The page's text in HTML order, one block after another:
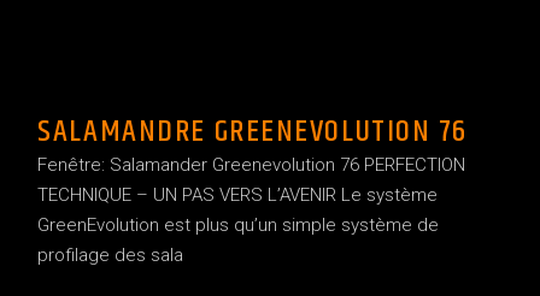
SALAMANDRE GREENEVOLUTION 76
Fenêtre: Salamander Greenevolution 76 PERFECTION
TECHNIQUE – UN PAS VERS L’AVENIR Le système
GreenEvolution est plus qu’un simple système de
profilage des sala